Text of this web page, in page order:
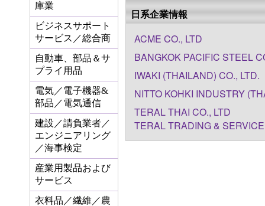
庫業
ビジネスサポート
サービス／総合商
自動車、部品＆サ
プライ用品
電気／電子機器&
部品／電気通信
建設／請負業者／
エンジニアリング
／海事検定
産業用製品および
サービス
衣料品／繊維／農
日系企業情報
ACME CO., LTD
BANGKOK PACIFIC STEEL
IWAKI (THAILAND) CO., LTD.
NITTO KOHKI INDUSTRY
TERAL THAI CO., LTD
TERAL TRADING &